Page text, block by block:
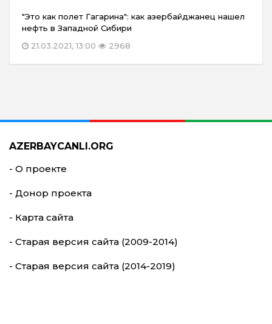
"Это как полет Гагарина": как азербайджанец нашел
нефть в Западной Сибири
21.03.2021, 13:00
2968
AZERBAYCANLI.ORG
- О проекте
- Донор проекта
- Карта сайта
- Старая версия сайта (2009-2014)
- Старая версия сайта (2014-2019)